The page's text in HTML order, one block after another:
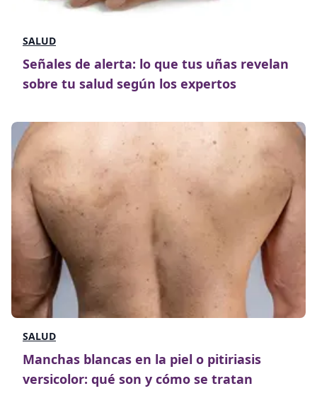
SALUD
Señales de alerta: lo que tus uñas revelan
sobre tu salud según los expertos
SALUD
Manchas blancas en la piel o pitiriasis
versicolor: qué son y cómo se tratan